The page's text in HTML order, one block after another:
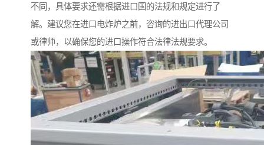
不同，具体要求还需根据进口国的法规和规定进行了
解。建议您在进口电炸炉之前，咨询的进出口代理公司
或律师，以确保您的进口操作符合法律法规要求。